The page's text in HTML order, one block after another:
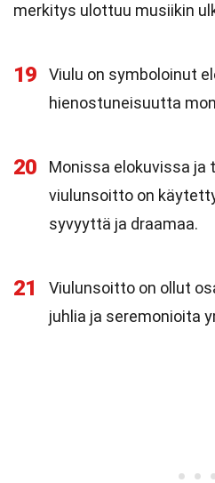
merkitys ulottuu musiikin
19
Viulu on symboloinut
hienostuneisuutta
20
Monissa elokuvissa ja
viulunsoitto on
syvyyttä ja draamaa.
21
Viulunsoitto on ollut
juhlia ja seremonioita